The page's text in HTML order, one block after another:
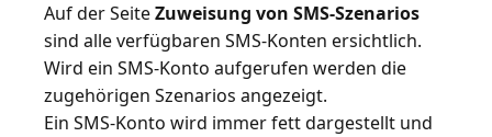
Auf der SeiteZuweisung von SMS-Szenarios
sind alle verfügbaren SMS-Konten ersichtlich.
Wird ein SMS-Konto aufgerufen werden die
zugehörigen Szenarios angezeigt.
Ein SMS-Konto wird immer fett dargestellt und